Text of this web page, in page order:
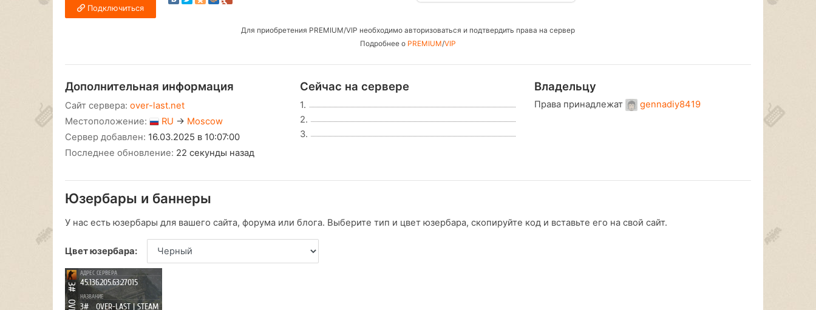
Подключиться
Для приобретения PREMIUM/VIP необходимо авторизоваться и подтвердить права на сервер
Подробнее о PREMIUM/VIP
Дополнительная информация
Сайт сервера: over-last.net
Местоположение:
RU → Moscow
Сервер добавлен: 16.03.2025 в 10:07:00
Последнее обновление: 22 секунды назад
Сейчас на сервере
1.
2.
3.
Владельцу
Права принадлежат gennadiy8419
Юзербары и баннеры
У нас есть юзербары для вашего сайта, форума или блога. Выберите тип и цвет юзербара, скопируйте код и вставьте его на свой сайт.
Цвет юзербара: